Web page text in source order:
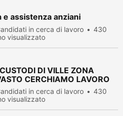
e assistenza anziani
in cerca di lavoro
430
visualizzato
DI VILLE ZONA
CERCHIAMO LAVORO
in cerca di lavoro
430
visualizzato